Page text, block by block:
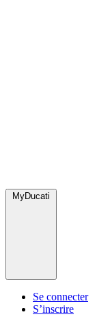
MyDucati
Se connecter
S’inscrire